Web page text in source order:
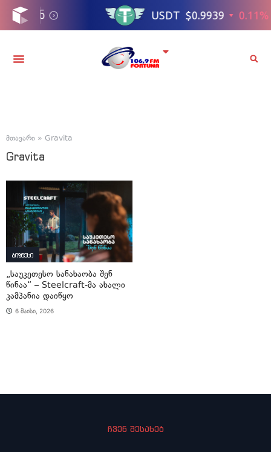
მთავარი » Gravita
Gravita
ბიზნესი
„საუკეთესო სანახაობა შენ
წინაა“ – Steelcraft-მა ახალი
კამპანია დაიწყო
6 მაისი, 2026
ჩვენ შესახებ